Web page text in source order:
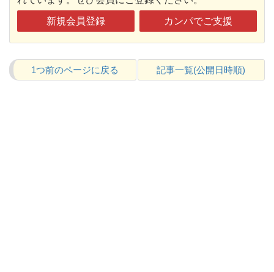
新規会員登録 カンパでご支援
1つ前のページに戻る 記事一覧(公開日時順)